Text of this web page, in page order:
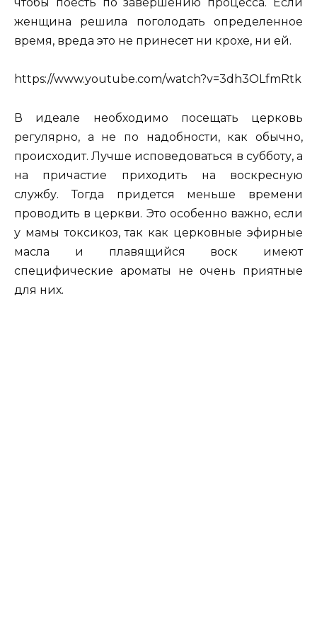
женщина решила поголодать определенное
время, вреда это не принесет ни крохе, ни ей.
https://www.youtube.com/watch?v=3dh3OLfmRtk
В идеале необходимо посещать церковь
регулярно, а не по надобности, как обычно,
происходит. Лучше исповедоваться в субботу, а
на причастие приходить на воскресную
службу. Тогда придется меньше времени
проводить в церкви. Это особенно важно, если
у мамы токсикоз, так как церковные эфирные
масла и плавящийся воск имеют
специфические ароматы не очень приятные
для них.